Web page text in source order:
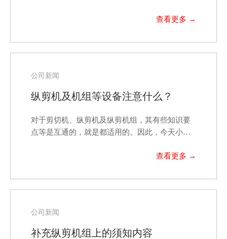
公司新闻
纵剪机及机组等设备注意什么？
对于剪切机、纵剪机及纵剪机组，其有些知识要
点等是互通的，就是都适用的。因此，今天小编
公司新闻
补充纵剪机组上的须知内容